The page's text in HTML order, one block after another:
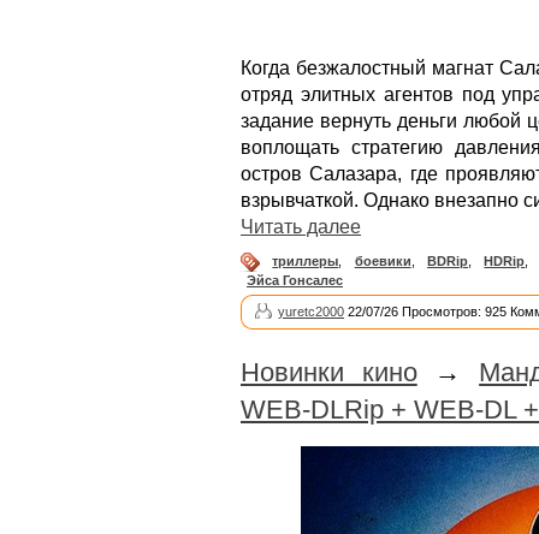
Когда безжалостный магнат
отряд элитных агентов под
задание вернуть деньги любой
воплощать стратегию
остров Салазара, где
взрывчаткой. Однако внезапно
Читать далее
триллеры боевики BDRip HDRip
Эйса Гонсалес
yuretc2000 22/07/26 Просмотров: 925
Новинки кино→
WEB-DLRip + WEB-DL